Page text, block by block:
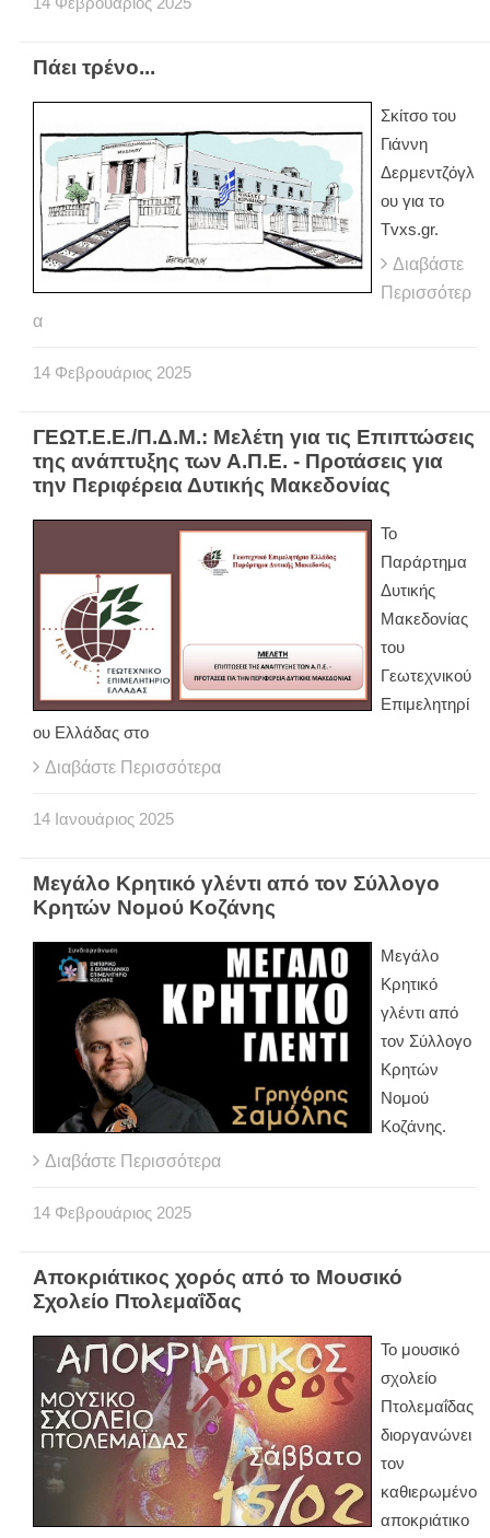
Πάει τρένο...
Σκίτσο του
Γιάννη
Δερμεντζόγλ
ου για το
Tvxs.gr.
Διαβάστε
Περισσότερ
α
14 Φεβρουάριος 2025
ΓΕΩΤ.Ε.Ε./Π.Δ.Μ.: Μελέτη για τις Επιπτώσεις
της ανάπτυξης των Α.Π.Ε. - Προτάσεις για
την Περιφέρεια Δυτικής Μακεδονίας
Το
Παράρτημα
Δυτικής
Μακεδονίας
του
Γεωτεχνικού
Επιμελητηρί
ου Ελλάδας στο
Διαβάστε Περισσότερα
14 Ιανουάριος 2025
Μεγάλο Κρητικό γλέντι από τον Σύλλογο
Κρητών Νομού Κοζάνης
Μεγάλο
Κρητικό
γλέντι από
τον Σύλλογο
Κρητών
Νομού
Κοζάνης.
Διαβάστε Περισσότερα
14 Φεβρουάριος 2025
Αποκριάτικος χορός από το Μουσικό
Σχολείο Πτολεμαΐδας
Το μουσικό
σχολείο
Πτολεμαΐδας
διοργανώνει
τον
καθιερωμένο
αποκριάτικο